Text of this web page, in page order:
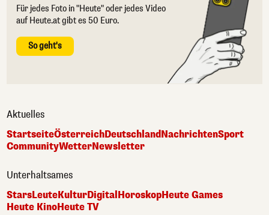
Für jedes Foto in "Heute" oder jedes Video
auf Heute.at gibt es 50 Euro.
So geht's
Aktuelles
StartseiteÖsterreichDeutschlandNachrichtenSport
CommunityWetterNewsletter
Unterhaltsames
StarsLeuteKulturDigital HoroskopHeute Games
Heute KinoHeute TV